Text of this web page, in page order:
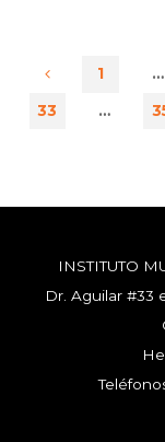
1 …
33 …
INSTITUTO
Dr. Aguilar #33